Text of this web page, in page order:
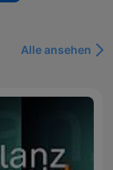
Alle ansehen